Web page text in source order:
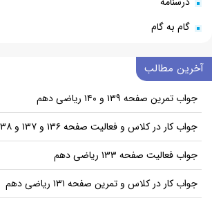
گام به گام
آخرین مطالب
جواب تمرین صفحه ۱۳۹ و ۱۴۰ ریاضی دهم
جواب کار در کلاس و فعالیت صفحه ۱۳۶ و ۱۳۷ و ۱۳۸ ریاضی دهم
جواب فعالیت صفحه ۱۳۳ ریاضی دهم
جواب کار در کلاس و تمرین صفحه ۱۳۱ ریاضی دهم